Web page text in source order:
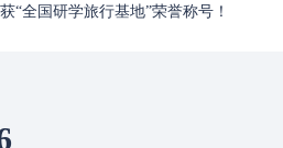
“全国研学旅行基地”荣誉称号！